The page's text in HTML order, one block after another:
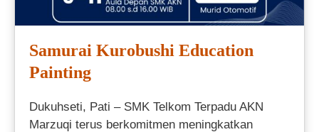
Samurai Kurobushi Education
Painting
Dukuhseti, Pati – SMK Telkom Terpadu AKN
Marzuqi terus berkomitmen meningkatkan